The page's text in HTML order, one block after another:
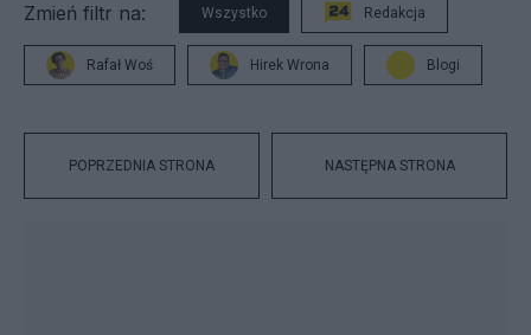
Zmień filtr na: Wszystko Redakcja
Rafał Woś Hirek Wrona Blogi
POPRZEDNIA STRONA NASTĘPNA STRONA